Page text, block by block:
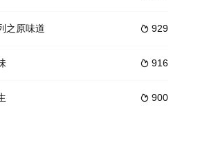
昆、碰釘、搭錯車、帶漏
︰「港產大片」、「社會議題」、「人生處境」、
錢》由森美、Eric Kwok、李茵彤任主持，以專業
 929
之原味道
 916
 900